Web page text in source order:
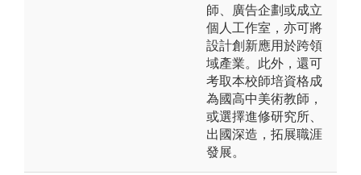
師、廣告企劃或成立
個人工作室，亦可將
設計創新應用於跨領
域產業。此外，還可
考取本校師培資格成
為國高中美術教師，
或選擇進修研究所、
出國深造，拓展職涯
發展。